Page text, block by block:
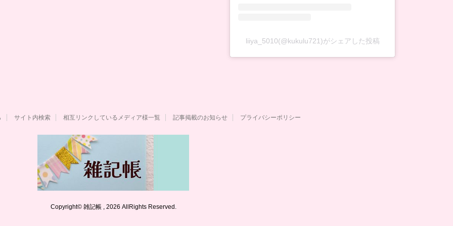
liiya_5010(@kukulu721)がシェアした投稿
サイト内検索 相互リンクしているメディア様一覧 記事掲載のお知らせ プライバシーポリシー
Copyright© 雑記帳 , 2026 AllRights Reserved.